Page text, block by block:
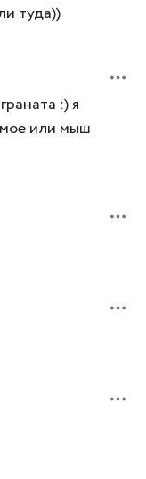
туда))
:) я
или мыш